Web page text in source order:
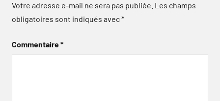
Votre adresse e-mail ne sera pas publiée. Les champs
obligatoires sont indiqués avec*
Commentaire*